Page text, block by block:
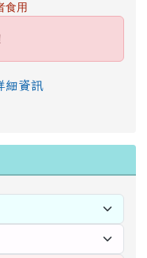
食用
細資訊